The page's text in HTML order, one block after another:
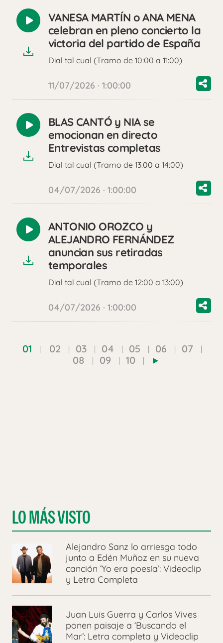
Reproducir
audio
VANESA MARTÍN o ANA MENA
celebran en pleno concierto la
victoria del partido de España
Dial tal cual (Tramo de 10:00 a 11:00)
11/07/2026 · 1:00:00
Reproducir
audio
BLAS CANTÓ y NIA se
emocionan en directo
Entrevistas completas
Dial tal cual (Tramo de 13:00 a 14:00)
04/07/2026 · 1:00:00
Reproducir
audio
ANTONIO OROZCO y
ALEJANDRO FERNÁNDEZ
anuncian sus retiradas
temporales
Dial tal cual (Tramo de 12:00 a 13:00)
04/07/2026 · 1:00:00
01 02 03 04 05 06
07
08
09 10
LO MÁS VISTO
Alejandro Sanz lo arriesga todo
junto a Edén Muñoz en su nueva
canción ‘Yo era poesía’: Videoclip
y Letra Completa
Juan Luis Guerra y Carlos Vives
ponen paisaje a ‘Buscando el
Mar’: Letra completa y Videoclip